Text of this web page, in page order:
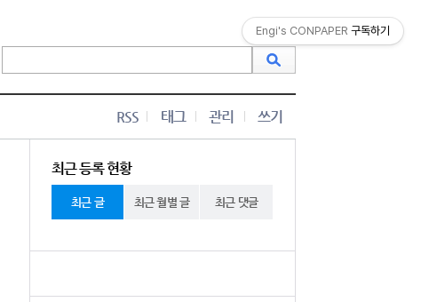
RSS 태그 관리 쓰기
최근 등록 현황
최근 글 최근 월별 글 최근 댓글
Engi's CONPAPER 구독하기